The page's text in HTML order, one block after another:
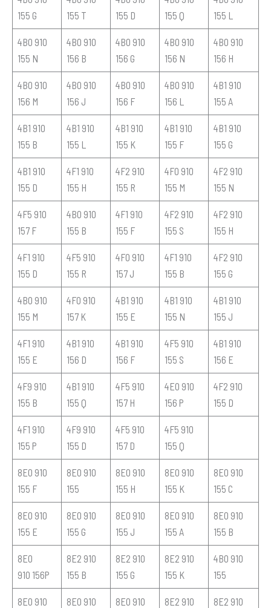
155 G
155 T
155 D
155 Q
155 L
4B0 910
155 N
4B0 910
156 B
4B0 910
156 G
4B0 910
156 N
4B0 910
156 H
4B0 910
156 M
4B0 910
156 J
4B0 910
156 F
4B0 910
156 L
4B1 910
155 A
4B1 910
155 B
4B1 910
155 L
4B1 910
155 K
4B1 910
155 F
4B1 910
155 G
4B1 910
155 D
4F1 910
155 H
4F2 910
155 R
4F0 910
155 M
4F2 910
155 N
4F5 910
157 F
4B0 910
155 B
4F1 910
155 F
4F2 910
155 S
4F2 910
155 H
4F1 910
155 D
4F5 910
155 R
4F0 910
157 J
4F1 910
155 B
4F2 910
155 G
4B0 910
155 M
4F0 910
157 K
4B1 910
155 E
4B1 910
155 N
4B1 910
155 J
4F1 910
155 E
4B1 910
156 D
4B1 910
156 F
4F5 910
155 S
4B1 910
156 E
4F9 910
155 B
4B1 910
155 Q
4F5 910
157 H
4E0 910
156 P
4F2 910
155 D
4F1 910
155 P
4F9 910
155 D
4F5 910
157 D
4F5 910
155 Q
8E0 910
155 F
8E0 910
155
8E0 910
155 H
8E0 910
155 K
8E0 910
155 C
8E0 910
155 E
8E0 910
155 G
8E0 910
155 J
8E0 910
155 A
8E0 910
155 B
8E0
910 156P
8E2 910
155 B
8E2 910
155 G
8E2 910
155 K
4B0 910
155
8E0 910
8E0 910
8E0 910
8E2 910
8E2 910